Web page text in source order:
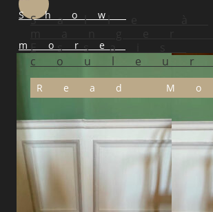
Salle à
Essais
Read